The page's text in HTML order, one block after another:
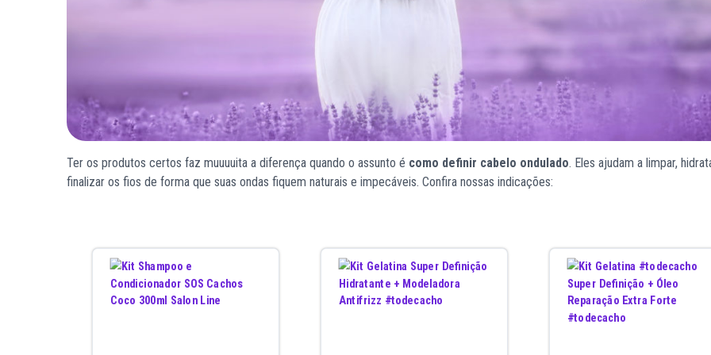
Ter os produtos certos faz muuuuita a diferença quando o assunto é como definir cabelo ondulado. Eles ajudam a limpar,
finalizar os fios de forma que suas ondas fiquem naturais e impecáveis. Confira nossas indicações: